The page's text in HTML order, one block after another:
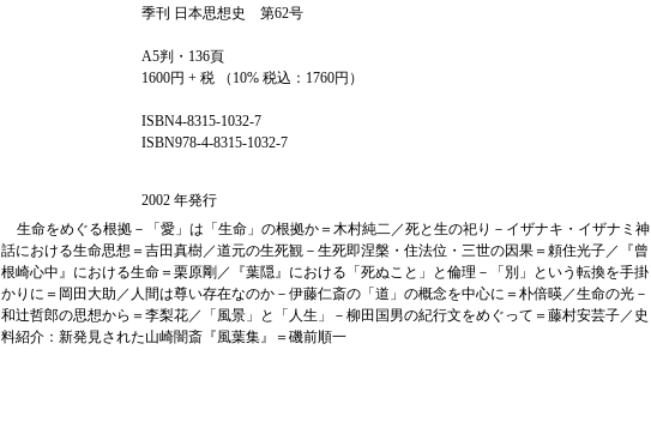
季刊 日本思想史 第62号
A5判・136頁
1600円 + 税 （10% 税込：1760円）
ISBN4-8315-1032-7
ISBN978-4-8315-1032-7
2002 年発行
生命をめぐる根拠－「愛」は「生命」の根拠か＝木村純二／死と生の祀り－イザナキ・イザナミ神
話における生命思想＝吉田真樹／道元の生死観－生死即涅槃・住法位・三世の因果＝頼住光子／『曾
根崎心中』における生命＝栗原剛／『葉隠』における「死ぬこと」と倫理－「別」という転換を手掛
かりに＝岡田大助／人間は尊い存在なのか－伊藤仁斎の「道」の概念を中心に＝朴倍暎／生命の光－
和辻哲郎の思想から＝李梨花／「風景」と「人生」－柳田国男の紀行文をめぐって＝藤村安芸子／史
料紹介：新発見された山崎闇斎『風葉集』＝磯前順一